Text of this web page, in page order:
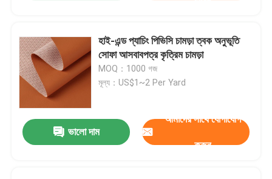
জমা দিন
হাই-এন্ড প্যাচিং পিভিসি চামড়া ত্বক অনুভূতি
সোফা আসবাবপত্র কৃত্রিম চামড়া
MOQ：1000 গজ
মূল্য：US$1~2 Per Yard
ভালো দাম
আমাদের সাথে যোগাযোগ
করুন